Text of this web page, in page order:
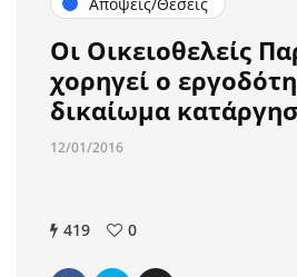
Οι Οικειοθελείς
χορηγεί ο
δικαίωμα
12/01/2016
419 0